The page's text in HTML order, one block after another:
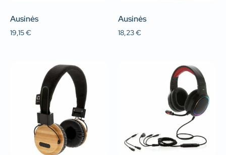
Ausinės
19,15€
Ausinės
18,23€